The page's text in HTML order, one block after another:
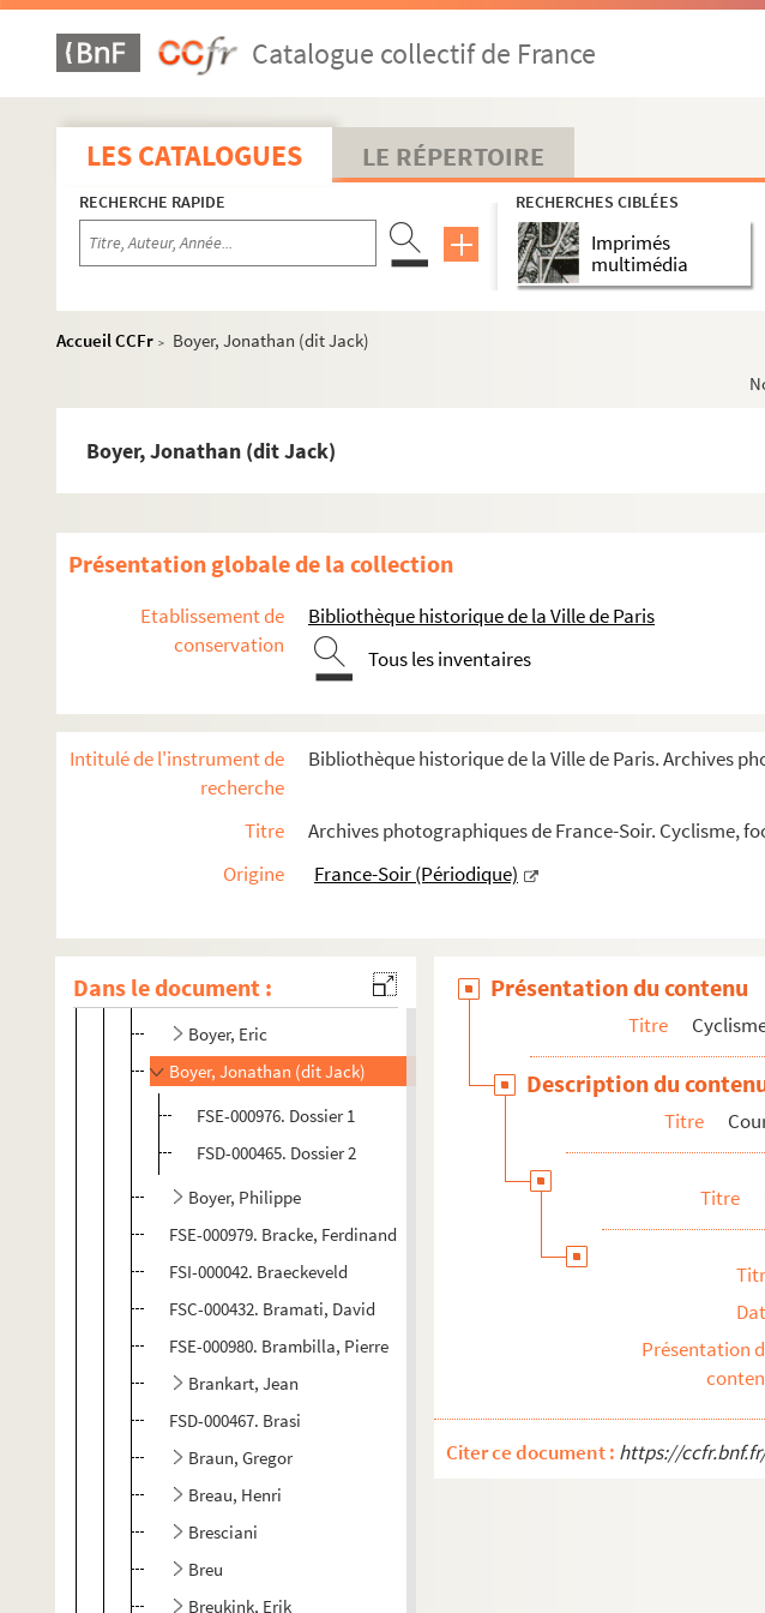
Catalogue collectif de France
LES CATALOGUES LE RÉPERTOIRE
RECHERCHE RAPIDE RECHERCHES CIBLÉES
Imprimés
multimédia
Accueil CCFr >
Boyer, Jonathan (dit Jack)
Boyer, Jonathan (dit Jack)
Présentation globale de la collection
Etablissement de
conservation
Bibliothèque historique de la Ville de Paris
Tous les inventaires
Intitulé de l'instrument de
recherche
Bibliothèque historique de la Ville de Paris. Archives
Titre
Archives photographiques de France-Soir. Cyclisme,
Origine
France-Soir (Périodique)
Dans le document :
FSE-000957. Bongioni, Renato
FSE-000958. Bonneau, Elyane
FSE-000959. Bonnet, Patrice
FSC-000421. Boogerd, Mickael
Bortolami, GianLuca
FSC-000423. Boucauville, Franck
Bourguignon, Thierry
FSD-000462. Bourumans, Eddy
FSE-004378. Bouttens, Achille
Bouvatier, Philippe
Bouvet, Albert
FSE-000972. Bouvet, Philippe
FSE-004380. Bouvy
FSE-000974. Bouyer, Franck
Bovet
Boyer, Eric
Boyer, Jonathan (dit Jack)
FSE-000976. Dossier 1
FSD-000465. Dossier 2
Boyer, Philippe
FSE-000979. Bracke, Ferdinand
FSI-000042. Braeckeveld
FSC-000432. Bramati, David
FSE-000980. Brambilla, Pierre
Brankart, Jean
FSD-000467. Brasi
Braun, Gregor
Breau, Henri
Bresciani
Breu
Breukink, Erik
Présentation du contenu
Titre
Description du
Titre
Titre
Présentation
Citer ce document : https://